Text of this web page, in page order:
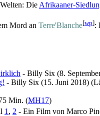
DieAfrikaaner-
Mord an Terre'Blanche[wp]:
- Billy Six (8.
- Billy Six (15. Juni 2018)
Min. (MH17)
1 , 2 - Ein Film von Marco